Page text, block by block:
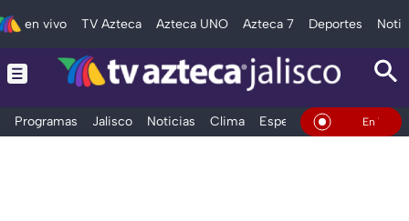
en vivo TV Azteca Azteca UNO Azteca 7 Deportes
Programas Jalisco Noticias Clima Espectáculos Deportes
En Vivo